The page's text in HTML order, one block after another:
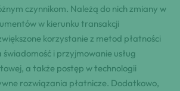
czynnikom. Należą do nich zmiany w
w kierunku transakcji
korzystanie z metod płatności
i przyjmowanie usług
a także postęp w technologii
rozwiązania płatnicze. Dodatkowo,